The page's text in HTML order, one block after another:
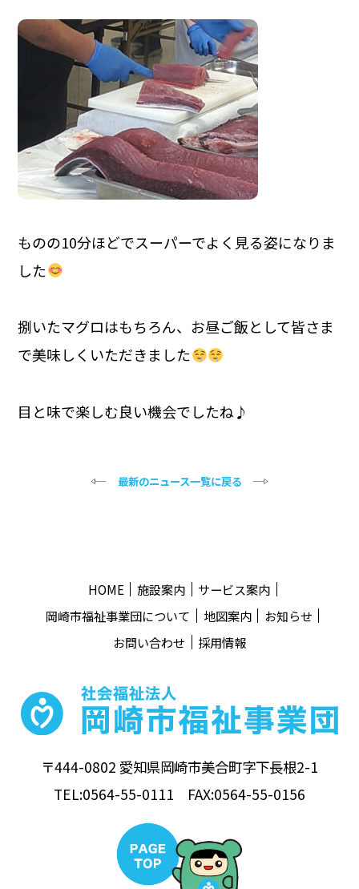
ものの10分ほどでスーパーでよく見る姿になりま
した
捌いたマグロはもちろん、お昼ご飯として皆さま
で美味しくいただきました
目と味で楽しむ良い機会でしたね♪
最新のニュース一覧に戻る
HOME 施設案内
サービス案内
岡崎市福祉事業団について
地図案内
お知らせ
お問い合わせ
採用情報
〒444-0802 愛知県岡崎市美合町字下長根2-1
TEL:0564-55-0111 FAX:0564-55-0156